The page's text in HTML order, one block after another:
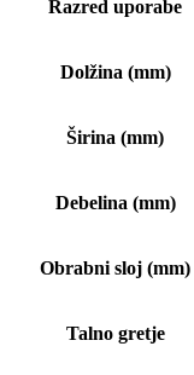
Razred uporabe
Dolžina (mm)
Širina (mm)
Debelina (mm)
Obrabni sloj (mm)
Talno gretje